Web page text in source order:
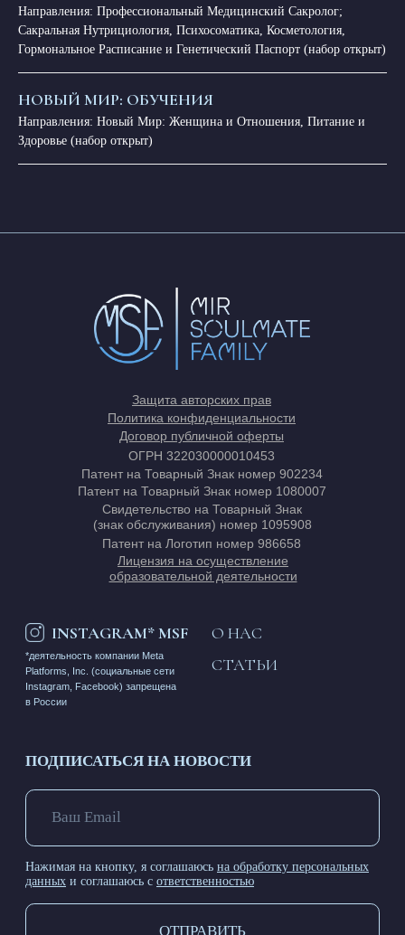
Направления: Профессиональный Медицинский Сакролог;
Сакральная Нутрициология, Психосоматика, Косметология,
Гормональное Расписание и Генетический Паспорт (набор открыт)
НОВЫЙ МИР: ОБУЧЕНИЯ
Направления: Новый Мир: Женщина и Отношения, Питание и
Здоровье (набор открыт)